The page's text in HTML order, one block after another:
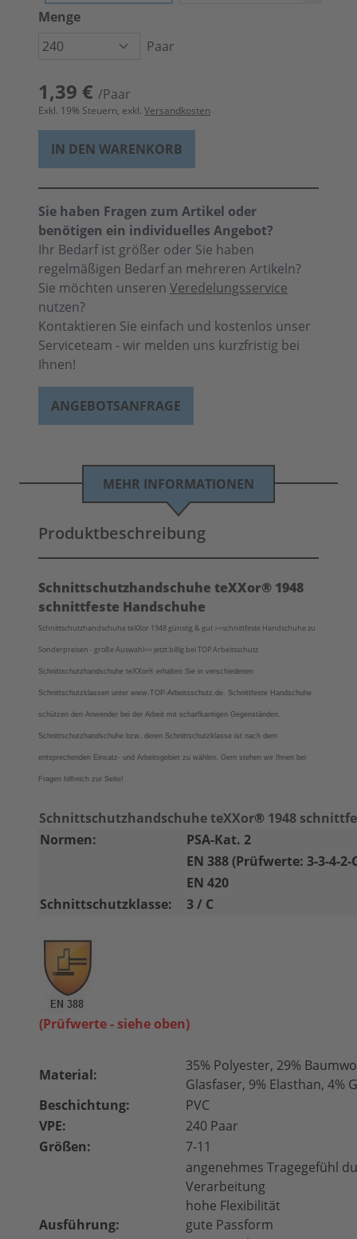
Menge
Paar
1,39 € /Paar
Exkl. 19% Steuern, exkl. Versandkosten
IN DEN WARENKORB
Sie haben Fragen zum Artikel oder
benötigen ein individuelles Angebot?
Ihr Bedarf ist größer oder Sie haben
regelmäßigen Bedarf an mehreren Artikeln?
Sie möchten unseren Veredelungsservice
nutzen?
Kontaktieren Sie einfach und kostenlos unser
Serviceteam - wir melden uns kurzfristig bei
Ihnen!
ANGEBOTSANFRAGE
MEHR INFORMATIONEN
Produktbeschreibung
Schnittschutzhandschuhe teXXor® 1948
schnittfeste Handschuhe
Schnittschutzhandschuhe teXXor 1948 günstig & gut >>schnittfeste Handschuhe zu
Sonderpreisen - große Auswahl<< jetzt billig bei TOP Arbeitsschutz
Schnittschutzhandschuhe teXXor® erhalten Sie in verschiedenen
Schnittschutzklassen unter www.TOP-Arbeitsschutz.de. Schnittfeste Handschuhe
schützen den Anwender bei der Arbeit mit scharfkantigen Gegenständen.
Schnittschutzhandschuhe bzw. deren Schnittschutzklasse ist nach dem
entsprechenden Einsatz- und Arbeitsgebiet zu wählen. Gern stehen wir Ihnen bei
Fragen hilfreich zur Seite!
Schnittschutzhandschuhe teXXor® 1948
Normen:
PSA-Kat. 2
EN 388 (Prüfwerte: 3-3-4-2-
EN 420
Schnittschutzklasse:
3 / C
(Prüfwerte - siehe oben)
Material:
35% Polyester, 29%
Glasfaser, 9% Elasthan, 4%
Beschichtung:
PVC
VPE:
240 Paar
Größen:
7-11
Ausführung:
angenehmes Tragegefühl
Verarbeitung
hohe Flexibilität
gute Passform